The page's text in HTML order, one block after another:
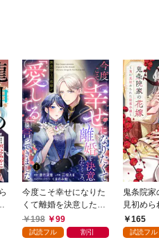
今度こそ幸せになりた
くて離婚を決意したと
ころ、無表情な旦那様
が「愛してる」と言っ
198 99
試読フル 割引
鬼条院家
見初めら
～１165
試読フル